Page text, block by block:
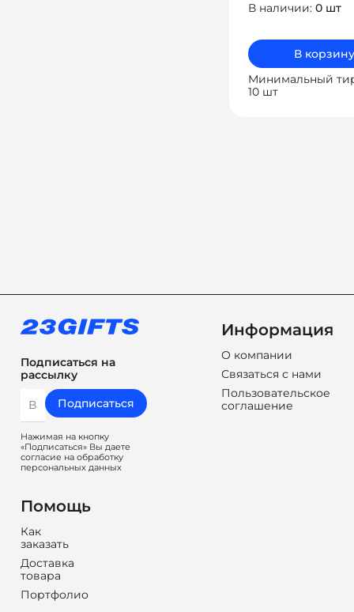
В наличии: 0 шт
В корзину
Минимальный
10 шт
Подписаться на
рассылку
Подписаться
Нажимая на кнопку
«Подписаться» Вы даете
согласие на обработку
персональных данных
Информация
О компании
Связаться с нами
Пользовательское
соглашение
Помощь
Как
заказать
Доставка
товара
Портфолио